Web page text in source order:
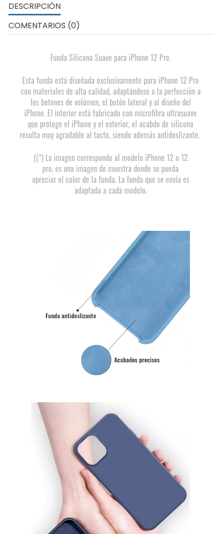
DESCRIPCIÓN
COMENTARIOS (0)
Funda Silicona Suave para iPhone 12 Pro.
Esta funda está diseñada exclusivamente para iPhone 12 Pro
con materiales de alta calidad, adaptándose a la perfección a
los botones de volúmen, el botón lateral y al diseño del
iPhone. El interior está fabricado con microfibra ultrasuave
que protege el iPhone y el exterior, el acabdo de silicona
resulta muy agradable al tacto, siendo además antideslizante.
((*) La imagen corresponde al modelo iPhone 12 o 12
pro, es una imagen de muestra donde se pueda
apreciar el color de la funda. La funda que se envía es
adaptada a cada modelo.